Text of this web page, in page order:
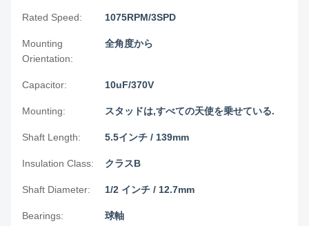
Rated Speed: 1075RPM/3SPD
Mounting
Orientation:
全角度から
Capacitor: 10uF/370V
Mounting: スタッドは,すべての天使を乗せている.
Shaft Length: 5.5インチ / 139mm
Insulation Class: クラスB
Shaft Diameter: 1/2 インチ / 12.7mm
Bearings: 球軸